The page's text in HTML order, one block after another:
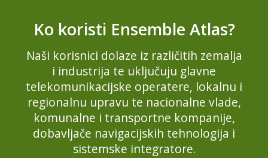
Ko koristi Ensemble Atlas?
Naši korisnici dolaze iz različitih zemalja
i industrija te uključuju glavne
telekomunikacijske operatere, lokalnu i
regionalnu upravu te nacionalne vlade,
komunalne i transportne kompanije,
dobavljače navigacijskih tehnologija i
sistemske integratore.